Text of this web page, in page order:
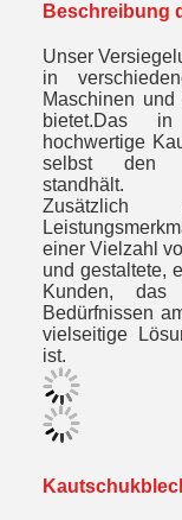
Beschreibung
Unser
in
Maschinen
bietet.Das
hochwertige
selbst den
standhält.
Zusätzlich
einer Vielzahl
und gestaltete,
Kunden,
Bedürfnissen
vielseitige
ist.